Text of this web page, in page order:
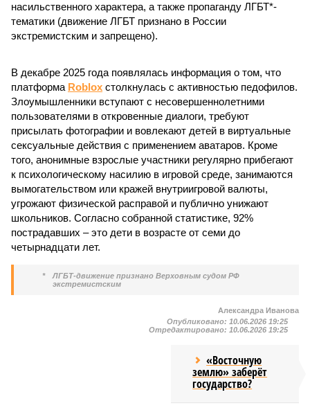
насильственного характера, а также пропаганду ЛГБТ*-
тематики (движение ЛГБТ признано в России
экстремистским и запрещено).
В декабре 2025 года появлялась информация о том, что
платформа Roblox столкнулась с активностью педофилов.
Злоумышленники вступают с несовершеннолетними
пользователями в откровенные диалоги, требуют
присылать фотографии и вовлекают детей в виртуальные
сексуальные действия с применением аватаров. Кроме
того, анонимные взрослые участники регулярно прибегают
к психологическому насилию в игровой среде, занимаются
вымогательством или кражей внутриигровой валюты,
угрожают физической расправой и публично унижают
школьников. Согласно собранной статистике, 92%
пострадавших – это дети в возрасте от семи до
четырнадцати лет.
*
ЛГБТ-движение признано Верховным судом РФ
экстремистским
Александра Иванова
Опубликовано: 10.06.2026 19:25
Отредактировано: 10.06.2026 19:25
«Восточную
землю» заберёт
государство?